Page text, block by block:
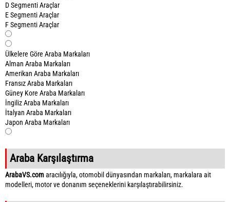
D Segmenti Araçlar
E Segmenti Araçlar
F Segmenti Araçlar
Ülkelere Göre Araba Markaları
Alman Araba Markaları
Amerikan Araba Markaları
Fransız Araba Markaları
Güney Kore Araba Markaları
İngiliz Araba Markaları
İtalyan Araba Markaları
Japon Araba Markaları
Araba Karşılaştırma
ArabaVS.comaracılığıyla, otomobil dünyasından markaları, markalara ait
modelleri, motor ve donanım seçeneklerini karşılaştırabilirsiniz.